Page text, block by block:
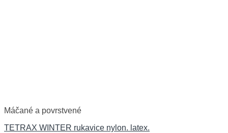
Máčané a povrstvené
TETRAX WINTER rukavice nylon. latex.